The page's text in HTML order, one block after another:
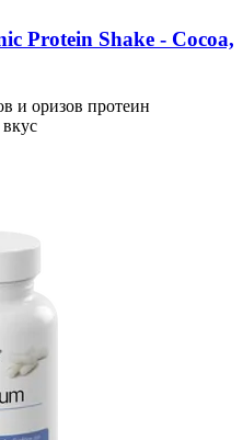
Protein Shake -​ Cocoa,
и оризов протеин